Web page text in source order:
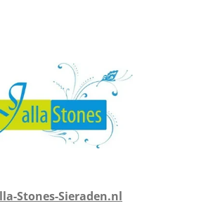
Stones-Sieraden.nl